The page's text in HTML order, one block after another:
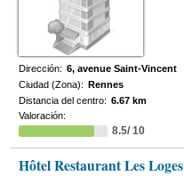
Dirección: 6, avenue Saint-Vincent
Ciudad (Zona): Rennes
Distancia del centro: 6.67 km
Valoración:
8.5/ 10
Hôtel Restaurant Les Loges